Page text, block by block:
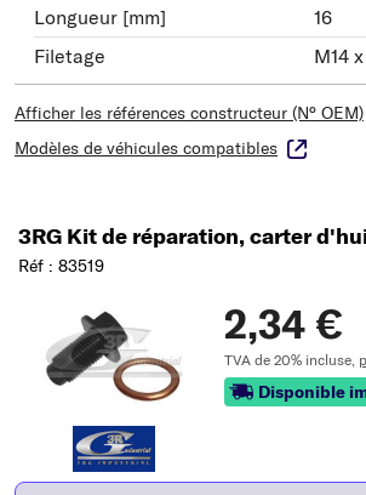
Longueur [mm]
16
Filetage
M14
Afficher les références constructeur (N° OEM)
Modèles de véhicules compatibles
3RG Kit de réparation, carter
Réf : 83519
2,34 €
TVA de 20% incluse,
Disponible